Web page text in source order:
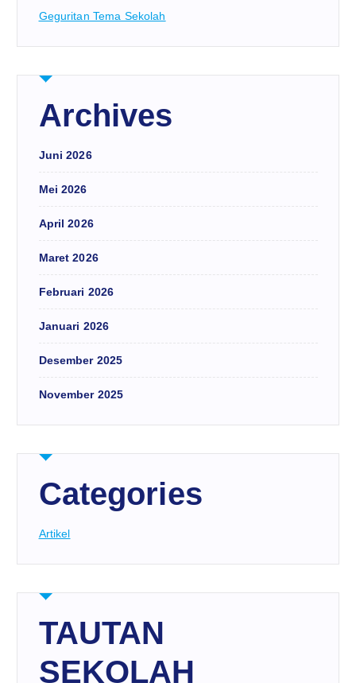
Geguritan Tema Sekolah
Archives
Juni 2026
Mei 2026
April 2026
Maret 2026
Februari 2026
Januari 2026
Desember 2025
November 2025
Categories
Artikel
TAUTAN
SEKOLAH